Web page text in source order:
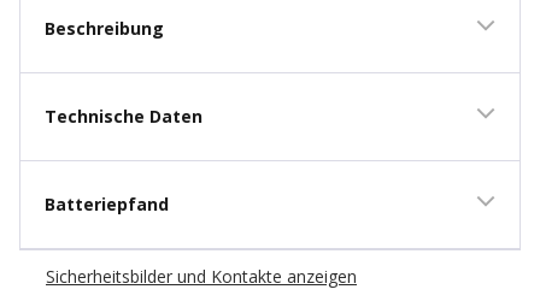
Beschreibung
Technische Daten
Batteriepfand
Sicherheitsbilder und Kontakte anzeigen